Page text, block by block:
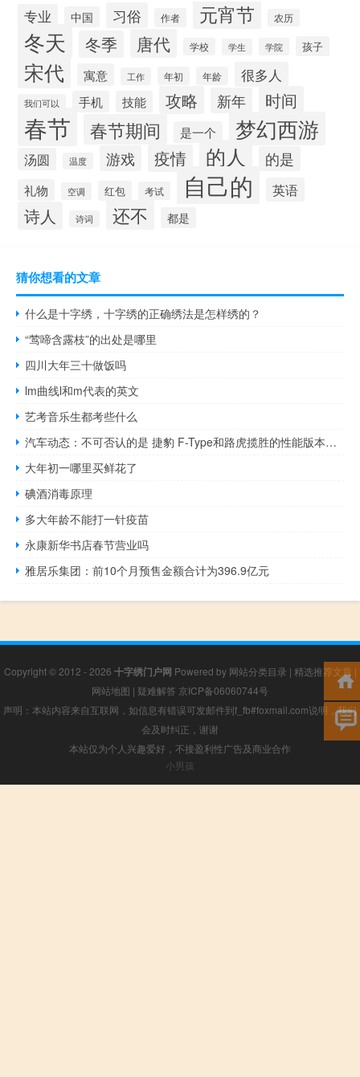
专业 中国 习俗 作者 元宵节 农历
冬天 冬季 唐代 学校 学生 学院 孩子
宋代 寓意 工作 年初 年龄 很多人
我们可以 手机 技能 攻略 新年 时间
春节 春节期间 是一个 梦幻西游
汤圆 温度 游戏 疫情 的人 的是
礼物 空调 红包 考试 自己的 英语
诗人 诗词 还不 都是
猜你想看的文章
什么是十字绣，十字绣的正确绣法是怎样绣的？
“莺啼含露枝”的出处是哪里
四川大年三十做饭吗
lm曲线l和m代表的英文
艺考音乐生都考些什么
汽车动态：不可否认的是 捷豹 F-Type和路虎揽胜的性能版本绝对是热门的
大年初一哪里买鲜花了
碘酒消毒原理
多大年龄不能打一针疫苗
永康新华书店春节营业吗
雅居乐集团：前10个月预售金额合计为396.9亿元
Copyright © 2012 - 2026 十字绣门户网 Powered by 网站分类目录 | 精选推荐文章 |
网站地图 | 疑难解答 京ICP备06060744号
声明：本站内容来自互联网，如信息有错误可发邮件到f_fb#foxmail.com说明，我们
会及时纠正，谢谢
本站仅为个人兴趣爱好，不接盈利性广告及商业合作
小男孩